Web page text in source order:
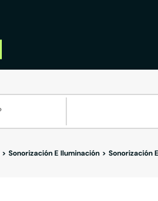
Sonorización E Iluminación Sonorización